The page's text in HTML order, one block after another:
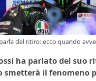
del ritiro: ecco quando
ha parlato del suo
smetterà il fenomeno